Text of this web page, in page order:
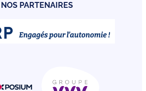
NOS PARTENAIRES